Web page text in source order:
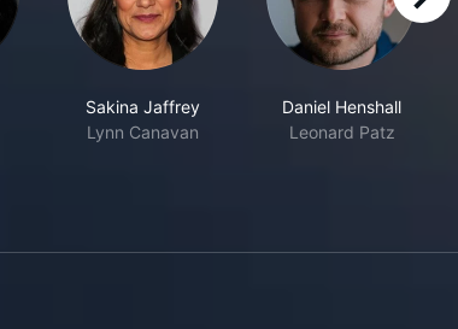
Sakina Jaffrey
Lynn Canavan
Daniel Henshall
Leonard Patz